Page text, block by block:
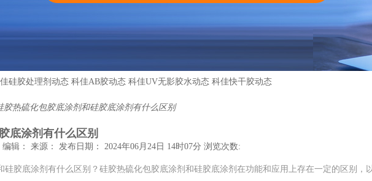
硅胶处理剂动态 科佳AB胶动态 科佳UV无影胶水动态 科佳快干胶动态
胶热硫化包胶底涂剂和硅胶底涂剂有什么区别
底涂剂有什么区别
编辑： 来源： 发布日期： 2024年06月24日 14时07分 浏览次数:
硅胶底涂剂有什么区别？硅胶热硫化包胶底涂剂和硅胶底涂剂在功能和应用上存在一定的区别，